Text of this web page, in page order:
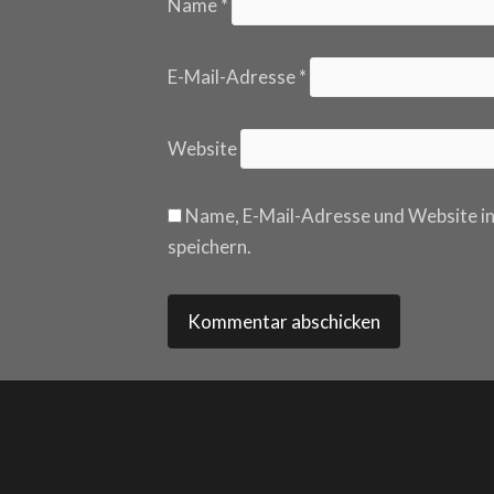
Name*
E-Mail-Adresse*
Website
Name, E-Mail-Adresse und Website
speichern.